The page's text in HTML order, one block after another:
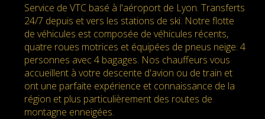
Service de VTC basé à l'aéroport de Lyon. Transferts
24/7 depuis et vers les stations de ski. Notre flotte
de véhicules est composée de véhicules récents,
quatre roues motrices et équipées de pneus neige: 4
personnes avec 4 bagages. Nos chauffeurs vous
accueillent à votre descente d'avion ou de train et
ont une parfaite expérience et connaissance de la
région et plus particulièrement des routes de
montagne enneigées.